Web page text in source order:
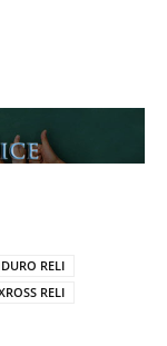
RELI
RELI